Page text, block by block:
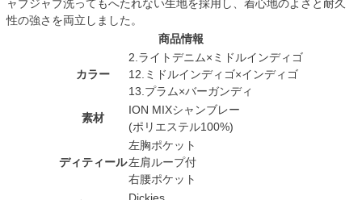
ャブジャブ洗ってもへたれない生地を採用し、着心地のよさと耐久
性の強さを両立しました。
商品情報
カラー
2.ライトデニム×ミドルインディゴ
12.ミドルインディゴ×インディゴ
13.プラム×バーガンディ
素材
ION MIXシャンブレー
(ポリエステル100%)
ディティール
左胸ポケット
左肩ループ付
右腰ポケット